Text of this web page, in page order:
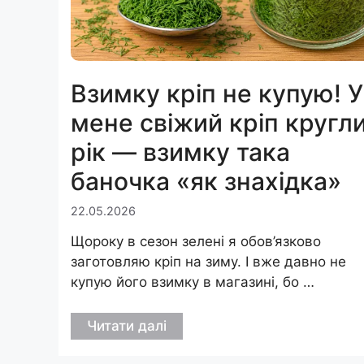
Взимку кріп не купую! У
мене свіжий кріп
рік — взимку така
баночка «як знахідка»
22.05.2026
Щороку в сезон зелені я обов’язково
заготовляю кріп на зиму. І вже давно не
купую його взимку в магазині, бо …
Читати далі